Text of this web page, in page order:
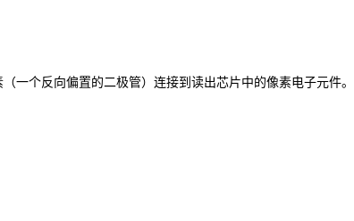
一个反向偏置的二极管）连接到读出芯片中的像素电子元件。